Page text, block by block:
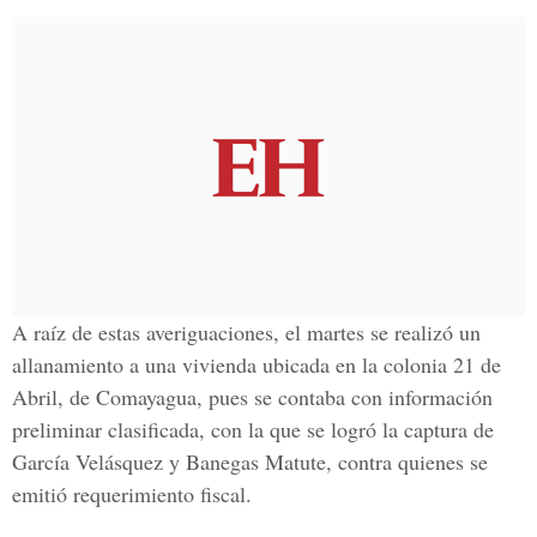
A raíz de estas averiguaciones, el martes se realizó un
allanamiento a una vivienda ubicada en la colonia 21 de
Abril, de Comayagua, pues se contaba con información
preliminar clasificada, con la que se logró la captura de
García Velásquez y Banegas Matute, contra quienes se
emitió requerimiento fiscal.